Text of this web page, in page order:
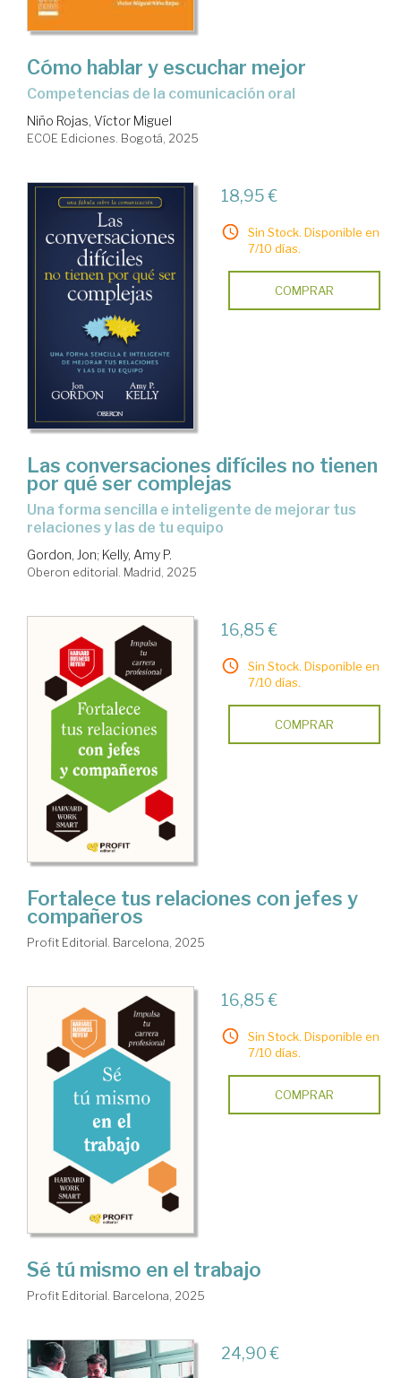
Cómo hablar y escuchar mejor
competencias de la comunicación oral
Niño Rojas, Víctor Miguel
ECOE Ediciones. Bogotá, 2025
18,95 €
Sin Stock. Disponible en
7/10 días.
COMPRAR
Las conversaciones difíciles no tienen
por qué ser complejas
Una forma sencilla e inteligente de mejorar tus
relaciones y las de tu equipo
Gordon, Jon; Kelly, Amy P.
Oberon editorial. Madrid, 2025
16,85 €
Sin Stock. Disponible en
7/10 días.
COMPRAR
Fortalece tus relaciones con jefes y
compañeros
Profit Editorial. Barcelona, 2025
16,85 €
Sin Stock. Disponible en
7/10 días.
COMPRAR
Sé tú mismo en el trabajo
Profit Editorial. Barcelona, 2025
24,90 €